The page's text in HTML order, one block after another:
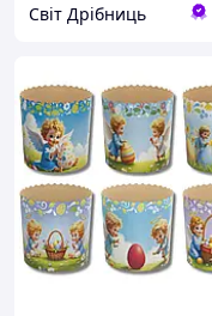
Світ Дрібниць